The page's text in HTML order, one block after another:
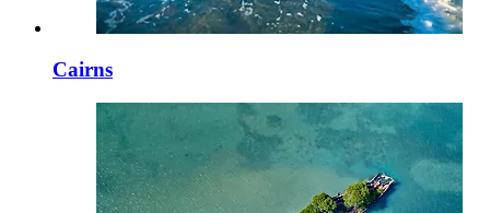
Cairns